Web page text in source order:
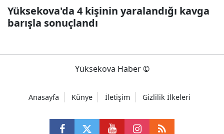
Yüksekova'da 4 kişinin yaralandığı kavga
barışla sonuçlandı
Yüksekova Haber ©
Anasayfa Künye İletişim Gizlilik İlkeleri